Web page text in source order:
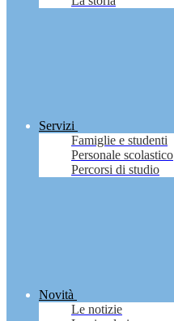
Servizi
Famiglie e studenti
Personale scolastico
Percorsi di studio
Novità
Le notizie